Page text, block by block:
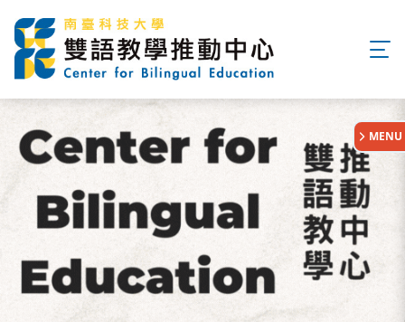
:::
MENU